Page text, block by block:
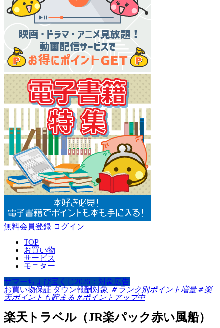
無料会員登録 ログイン
TOP
お買い物
サービス
モニター
サマーちょび宝くじ2026：対象広告
お買い物保証 ダウン報酬対象 ＃ランク別ポイント増量＃楽
天ポイントも貯まる ＃ポイントアップ中
楽天トラベル（JR楽パック赤い風船）